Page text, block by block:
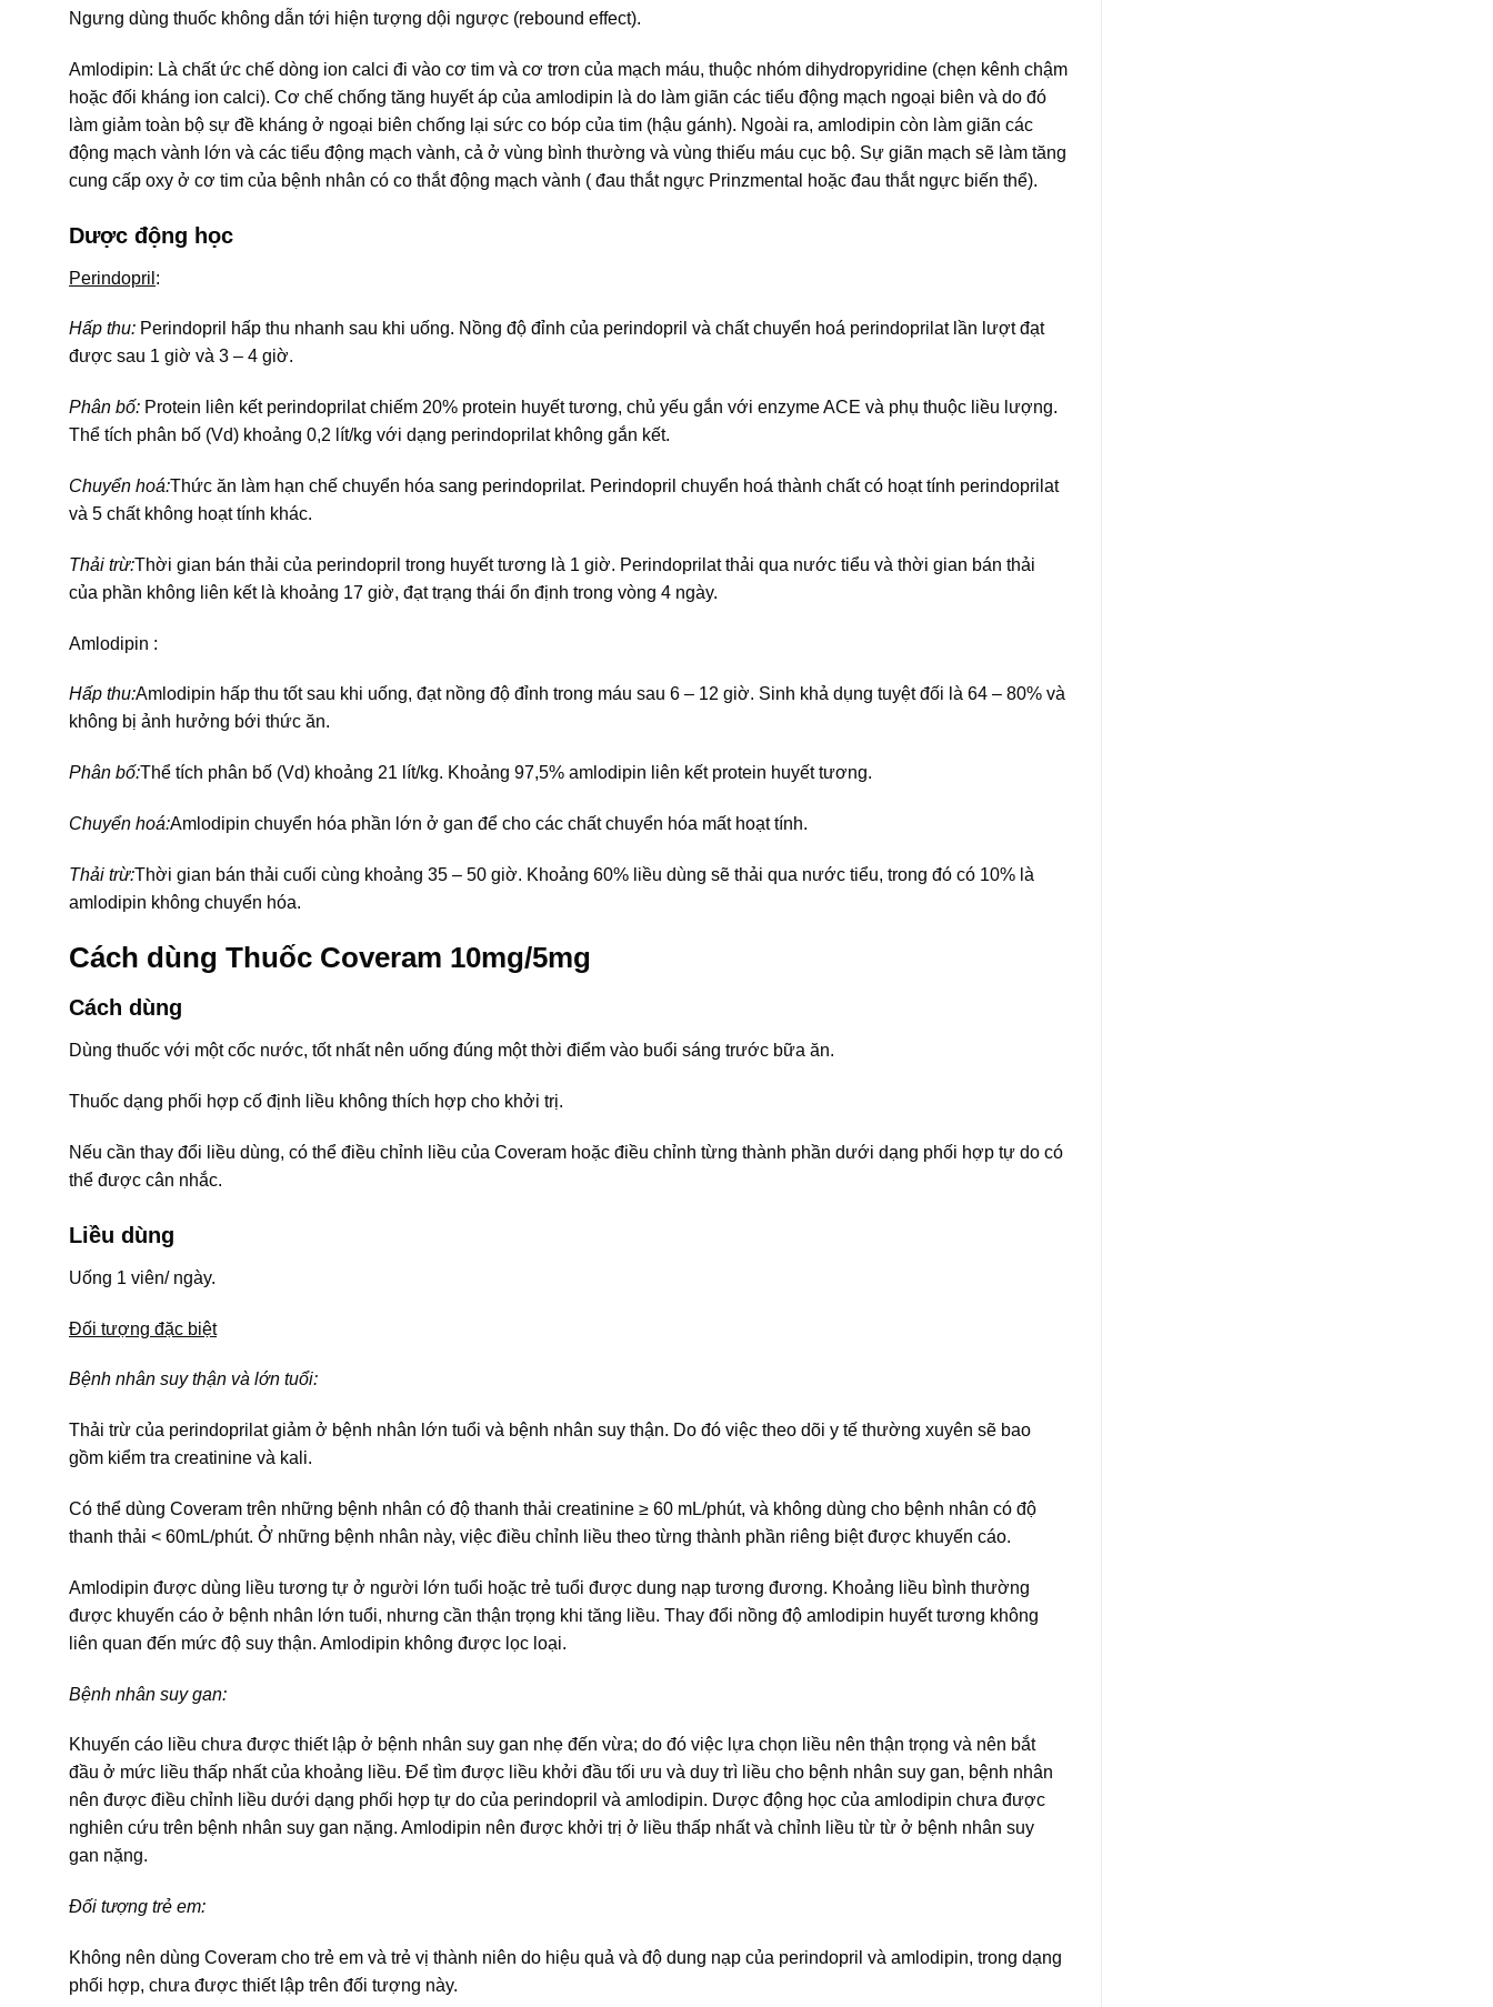
Ngưng dùng thuốc không dẫn tới hiện tượng dội ngược (rebound effect).
Amlodipin: Là chất ức chế dòng ion calci đi vào cơ tim và cơ trơn của mạch máu, thuộc nhóm dihydropyridine (chẹn kênh chậm
hoặc đối kháng ion calci). Cơ chế chống tăng huyết áp của amlodipin là do làm giãn các tiểu động mạch ngoại biên và do đó
làm giảm toàn bộ sự đề kháng ở ngoại biên chống lại sức co bóp của tim (hậu gánh). Ngoài ra, amlodipin còn làm giãn các
động mạch vành lớn và các tiểu động mạch vành, cả ở vùng bình thường và vùng thiếu máu cục bộ. Sự giãn mạch sẽ làm tăng
cung cấp oxy ở cơ tim của bệnh nhân có co thắt động mạch vành ( đau thắt ngực Prinzmental hoặc đau thắt ngực biến thể).
Dược động học
Perindopril :
Hấp thu: Perindopril hấp thu nhanh sau khi uống. Nồng độ đỉnh của perindopril và chất chuyển hoá perindoprilat lần lượt đạt
được sau 1 giờ và 3 – 4 giờ.
Phân bố: Protein liên kết perindoprilat chiếm 20% protein huyết tương, chủ yếu gắn với enzyme ACE và phụ thuộc liều lượng.
Thể tích phân bố (Vd) khoảng 0,2 lít/kg với dạng perindoprilat không gắn kết.
Chuyển hoá:Thức ăn làm hạn chế chuyển hóa sang perindoprilat. Perindopril chuyển hoá thành chất có hoạt tính perindoprilat
và 5 chất không hoạt tính khác.
Thải trừ:Thời gian bán thải của perindopril trong huyết tương là 1 giờ. Perindoprilat thải qua nước tiểu và thời gian bán thải
của phần không liên kết là khoảng 17 giờ, đạt trạng thái ổn định trong vòng 4 ngày.
Amlodipin :
Hấp thu:Amlodipin hấp thu tốt sau khi uống, đạt nồng độ đỉnh trong máu sau 6 – 12 giờ. Sinh khả dụng tuyệt đối là 64 – 80% và
không bị ảnh hưởng bới thức ăn.
Phân bố:Thể tích phân bố (Vd) khoảng 21 lít/kg. Khoảng 97,5% amlodipin liên kết protein huyết tương.
Chuyển hoá:Amlodipin chuyển hóa phần lớn ở gan để cho các chất chuyển hóa mất hoạt tính.
Thải trừ:Thời gian bán thải cuối cùng khoảng 35 – 50 giờ. Khoảng 60% liều dùng sẽ thải qua nước tiểu, trong đó có 10% là
amlodipin không chuyển hóa.
Cách dùng Thuốc Coveram 10mg/5mg
Cách dùng
Dùng thuốc với một cốc nước, tốt nhất nên uống đúng một thời điểm vào buổi sáng trước bữa ăn.
Thuốc dạng phối hợp cố định liều không thích hợp cho khởi trị.
Nếu cần thay đổi liều dùng, có thể điều chỉnh liều của Coveram hoặc điều chỉnh từng thành phần dưới dạng phối hợp tự do có
thể được cân nhắc.
Liều dùng
Uống 1 viên/ ngày.
Đối tượng đặc biệt
Bệnh nhân suy thận và lớn tuổi:
Thải trừ của perindoprilat giảm ở bệnh nhân lớn tuổi và bệnh nhân suy thận. Do đó việc theo dõi y tế thường xuyên sẽ bao
gồm kiểm tra creatinine và kali.
Có thể dùng Coveram trên những bệnh nhân có độ thanh thải creatinine ≥ 60 mL/phút, và không dùng cho bệnh nhân có độ
thanh thải < 60mL/phút. Ở những bệnh nhân này, việc điều chỉnh liều theo từng thành phần riêng biệt được khuyến cáo.
Amlodipin được dùng liều tương tự ở người lớn tuổi hoặc trẻ tuổi được dung nạp tương đương. Khoảng liều bình thường
được khuyến cáo ở bệnh nhân lớn tuổi, nhưng cần thận trọng khi tăng liều. Thay đổi nồng độ amlodipin huyết tương không
liên quan đến mức độ suy thận. Amlodipin không được lọc loại.
Bệnh nhân suy gan:
Khuyến cáo liều chưa được thiết lập ở bệnh nhân suy gan nhẹ đến vừa; do đó việc lựa chọn liều nên thận trọng và nên bắt
đầu ở mức liều thấp nhất của khoảng liều. Để tìm được liều khởi đầu tối ưu và duy trì liều cho bệnh nhân suy gan, bệnh nhân
nên được điều chỉnh liều dưới dạng phối hợp tự do của perindopril và amlodipin. Dược động học của amlodipin chưa được
nghiên cứu trên bệnh nhân suy gan nặng. Amlodipin nên được khởi trị ở liều thấp nhất và chỉnh liều từ từ ở bệnh nhân suy
gan nặng.
Đối tượng trẻ em:
Không nên dùng Coveram cho trẻ em và trẻ vị thành niên do hiệu quả và độ dung nạp của perindopril và amlodipin, trong dạng
phối hợp, chưa được thiết lập trên đối tượng này.